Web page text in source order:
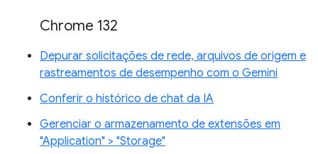
Chrome 132
Depurar solicitações de rede, arquivos de origem e
rastreamentos de desempenho com o Gemini
Conferir o histórico de chat da IA
Gerenciar o armazenamento de extensões em
"Application" > "Storage"